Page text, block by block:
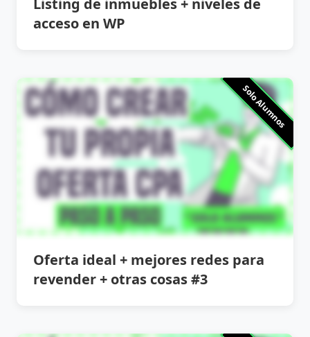
acceso en WP
Solo Alumnos
Oferta ideal + mejores redes para
revender + otras cosas #3